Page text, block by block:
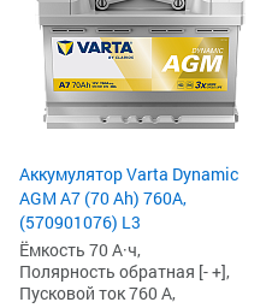
Аккумулятор Varta Dynamic
AGM A7 (70 Ah) 760A,
(570901076) L3
Ёмкость 70 А·ч,
Полярность обратная [- +],
Пусковой ток 760 А,